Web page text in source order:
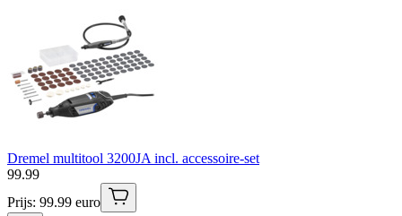
Dremel multitool 3200JA incl. accessoire-set
99.99
Prijs: 99.99 euro